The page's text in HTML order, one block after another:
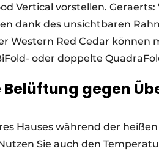
Vertical vorstellen.
dank des unsichtbaren
Western Red Cedar können
oder doppelte
gegen
Hauses während der
Sie auch den